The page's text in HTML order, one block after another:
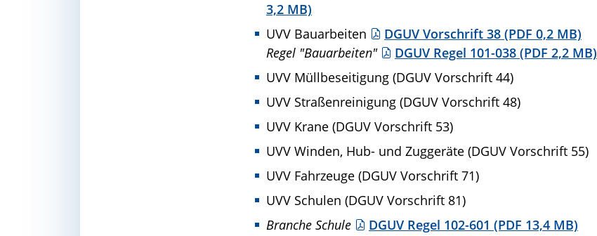
3,2 MB)
UVV Bauarbeiten
DGUV Vorschrift 38 (PDF 0,2 MB)
Regel "Bauarbeiten"
DGUV Regel 101-038 (PDF 2,2 MB)
UVV Müllbeseitigung (DGUV Vorschrift 44)
UVV Straßenreinigung (DGUV Vorschrift 48)
UVV Krane (DGUV Vorschrift 53)
UVV Winden, Hub- und Zuggeräte (DGUV Vorschrift 55)
UVV Fahrzeuge (DGUV Vorschrift 71)
UVV Schulen (DGUV Vorschrift 81)
Branche Schule
DGUV Regel 102-601 (PDF 13,4 MB)